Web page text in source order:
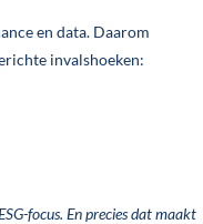
en data. Daarom
invalshoeken:
focus. En precies dat maakt